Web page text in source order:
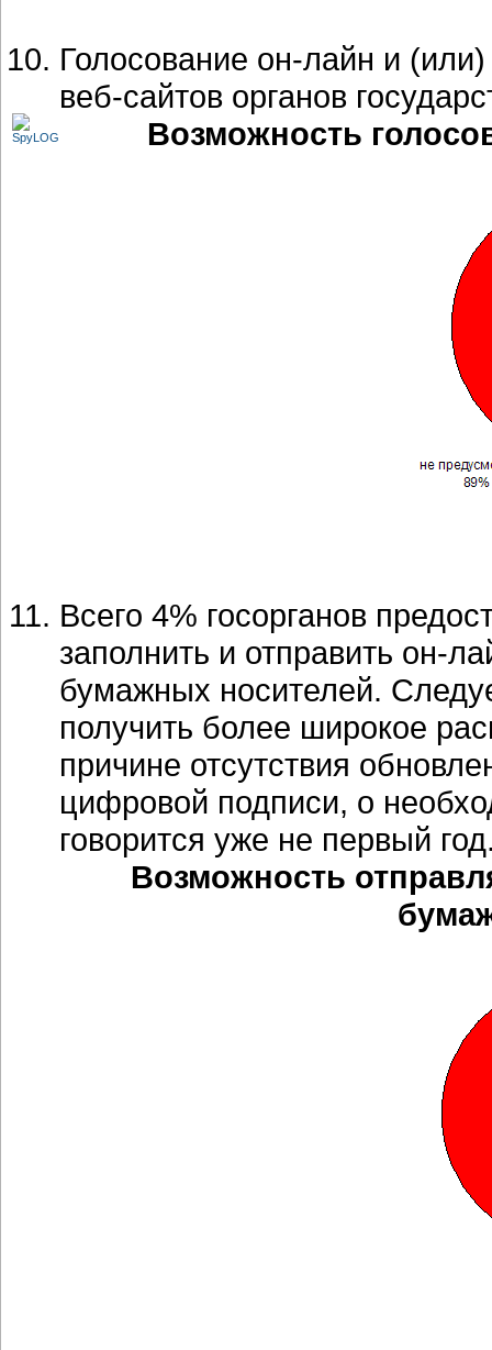
Голосование он-лайн и
веб-сайтов органов
Возможность
Всего 4% госорганов
заполнить и отправить он-
бумажных носителей.
получить более широкое
причине отсутствия
цифровой подписи, о
говорится уже не первый
Возможность